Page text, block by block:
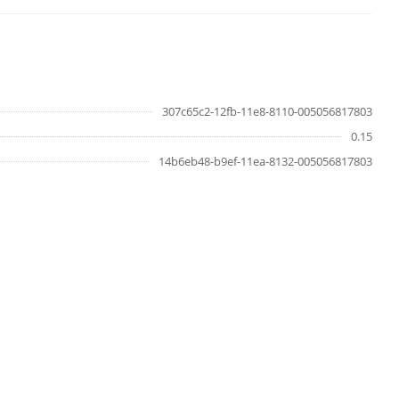
307c65c2-12fb-11e8-8110-005056817803
0.15
14b6eb48-b9ef-11ea-8132-005056817803